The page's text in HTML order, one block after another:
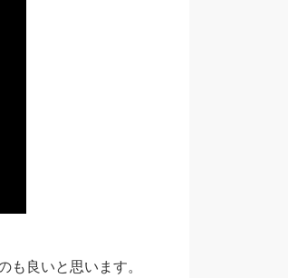
も良いと思います。